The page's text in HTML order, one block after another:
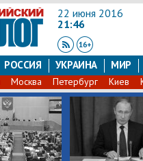
22 июня 2016
21:46
РОССИЯ УКРАИНА МИР
Москва Петербург Киев